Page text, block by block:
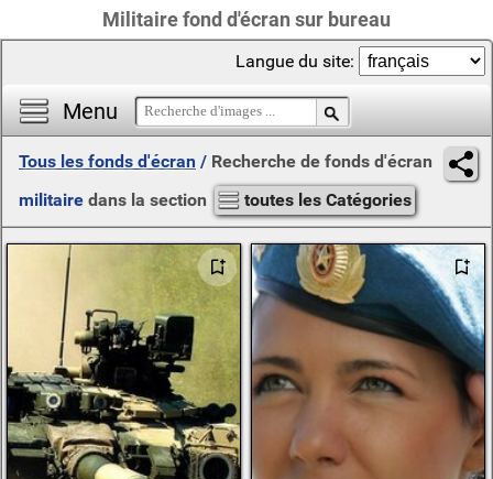
Militaire fond d'écran sur bureau
Menu
Langue du site:
Tous les fonds d'écran / Recherche de fonds d'écran
militaire dans la section toutes les Catégories